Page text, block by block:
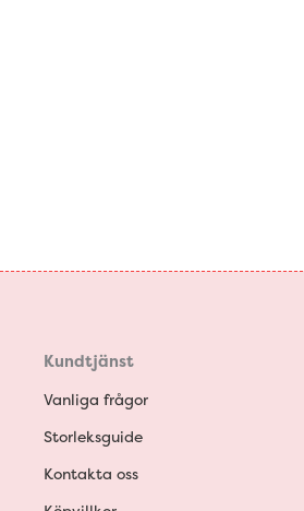
Kundtjänst
Vanliga frågor
Storleksguide
Kontakta oss